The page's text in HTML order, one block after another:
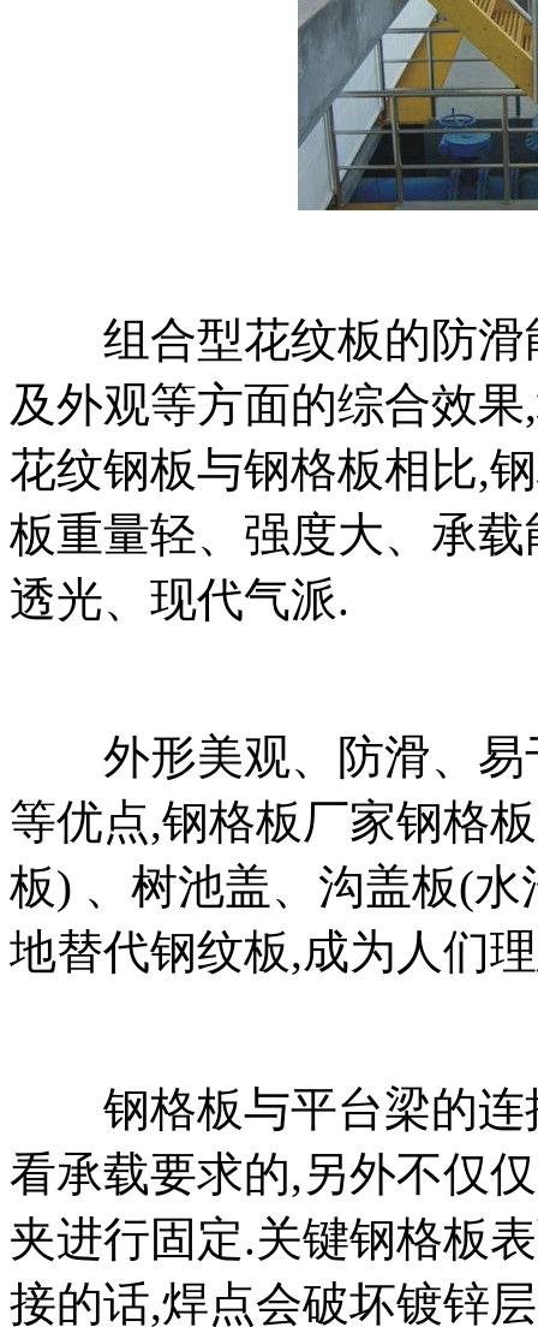
组合型花纹板的防滑
及外观等方面的综合效
花纹钢板与钢格板相比,
板重量轻、强度大、承
透光、现代气派.
外形美观、防滑、易
等优点,钢格板厂家钢格
板) 、树池盖、沟盖板(
地替代钢纹板,成为人们
钢格板与平台梁的连
看承载要求的,另外不仅
夹进行固定.关键钢格板
接的话,焊点会破坏镀锌